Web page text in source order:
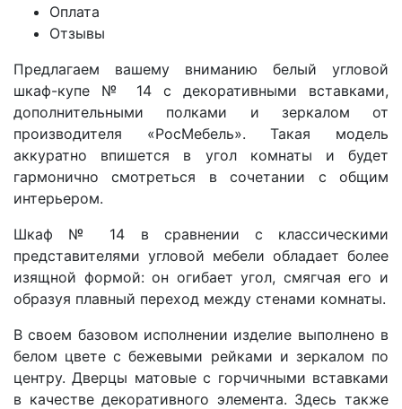
Оплата
Отзывы
Предлагаем вашему вниманию белый угловой
шкаф-купе № 14с декоративными вставками,
дополнительными полками и зеркалом от
производителя «РосМебель». Такая модель
аккуратно впишется в угол комнаты и будет
гармонично смотреться в сочетании с общим
интерьером.
Шкаф № 14 в сравнении с классическими
представителями угловой мебели обладает более
изящной формой: он огибает угол, смягчая его и
образуя плавный переход между стенами комнаты.
В своем базовом исполнении изделие выполнено в
белом цвете с бежевыми рейками и зеркалом по
центру. Дверцы матовые с горчичными вставками
в качестве декоративного элемента. Здесь также